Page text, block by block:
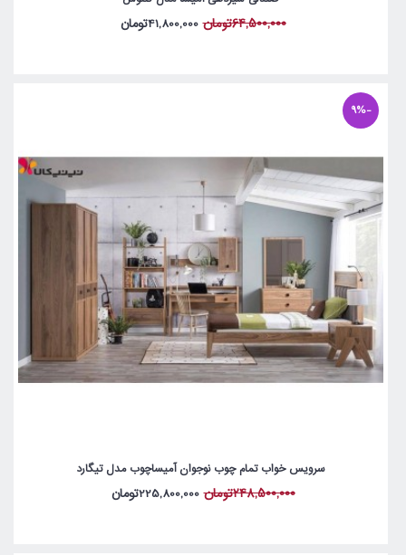
64,500,000تومان 41,800,000تومان
-9%
سرویس خواب تمام چوب نوجوان آمیساچوب مدل تیگارد
248,500,000تومان 225,800,000تومان